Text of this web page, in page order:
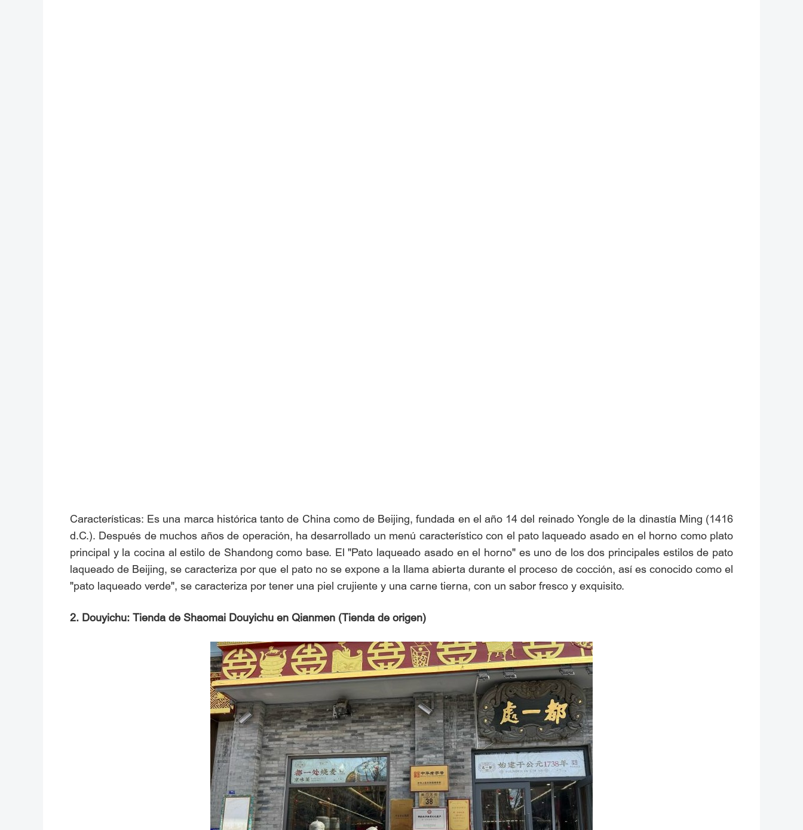
Características: Es una marca histórica tanto de China como de Beijing, fundada en el año 14 del reinado Yongle de la dinastía Ming (1416
d.C.). Después de muchos años de operación, ha desarrollado un menú característico con el pato laqueado asado en el horno como plato
principal y la cocina al estilo de Shandong como base. El "Pato laqueado asado en el horno" es uno de los dos principales estilos de pato
laqueado de Beijing, se caracteriza por que el pato no se expone a la llama abierta durante el proceso de cocción, así es conocido como el
"pato laqueado verde", se caracteriza por tener una piel crujiente y una carne tierna, con un sabor fresco y exquisito.
2. Douyichu: Tienda de Shaomai Douyichu en Qianmen (Tienda de origen)